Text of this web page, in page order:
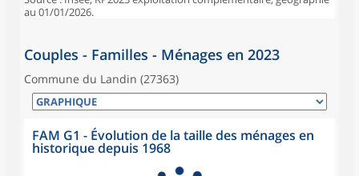
au 01/01/2026.
Couples - Familles - Ménages en 2023
Commune du Landin (27363)
FAM G1 - Évolution de la taille des ménages en
historique depuis 1968